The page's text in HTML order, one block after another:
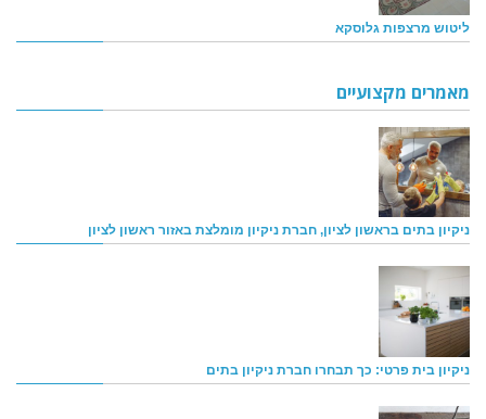
ליטוש מרצפות גלוסקא
מאמרים מקצועיים
ניקיון בתים בראשון לציון, חברת ניקיון מומלצת באזור ראשון לציון
ניקיון בית פרטי: כך תבחרו חברת ניקיון בתים